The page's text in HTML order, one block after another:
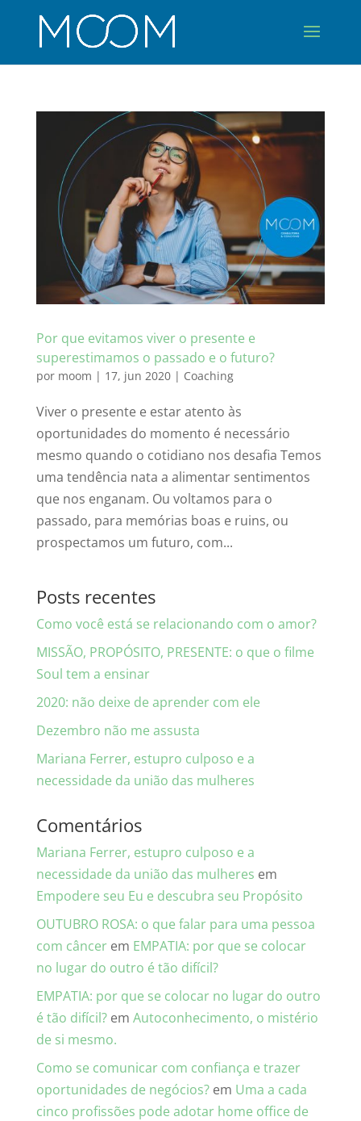
Por que evitamos viver o presente e
superestimamos o passado e o futuro?
por moom | 17, jun 2020| Coaching
Viver o presente e estar atento às
oportunidades do momento é necessário
mesmo quando o cotidiano nos desafia Temos
uma tendência nata a alimentar sentimentos
que nos enganam. Ou voltamos para o
passado, para memórias boas e ruins, ou
prospectamos um futuro, com...
Posts recentes
Como você está se relacionando com o amor?
MISSÃO, PROPÓSITO, PRESENTE: o que o filme
Soul tem a ensinar
2020: não deixe de aprender com ele
Dezembro não me assusta
Mariana Ferrer, estupro culposo e a
necessidade da união das mulheres
Comentários
Mariana Ferrer, estupro culposo e a
necessidade da união das mulheres em
Empodere seu Eu e descubra seu Propósito
OUTUBRO ROSA: o que falar para uma pessoa
com câncerem EMPATIA: por que se colocar
no lugar do outro é tão difícil?
EMPATIA: por que se colocar no lugar do outro
é tão difícil?em Autoconhecimento, o mistério
de si mesmo.
Como se comunicar com confiança e trazer
oportunidades de negócios?em Uma a cada
cinco profissões pode adotar home office de